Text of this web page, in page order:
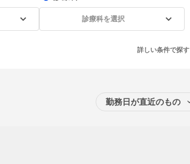
診療科を選択
詳しい条件で探す
勤務日が直近のもの